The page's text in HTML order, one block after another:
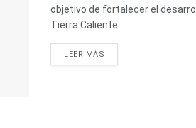
objetivo de fortalecer el
Tierra Caliente ...
LEER MÁS